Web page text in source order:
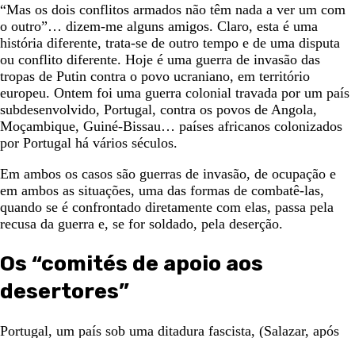
“Mas os dois conflitos armados não têm nada a ver um com
o outro”… dizem-me alguns amigos. Claro, esta é uma
história diferente, trata-se de outro tempo e de uma disputa
ou conflito diferente. Hoje é uma guerra de invasão das
tropas de Putin contra o povo ucraniano, em território
europeu. Ontem foi uma guerra colonial travada por um país
subdesenvolvido, Portugal, contra os povos de Angola,
Moçambique, Guiné-Bissau… países africanos colonizados
por Portugal há vários séculos.
Em ambos os casos são guerras de invasão, de ocupação e
em ambos as situações, uma das formas de combatê-las,
quando se é confrontado diretamente com elas, passa pela
recusa da guerra e, se for soldado, pela deserção.
Os “comités de apoio aos
desertores”
Portugal, um país sob uma ditadura fascista, (Salazar, após